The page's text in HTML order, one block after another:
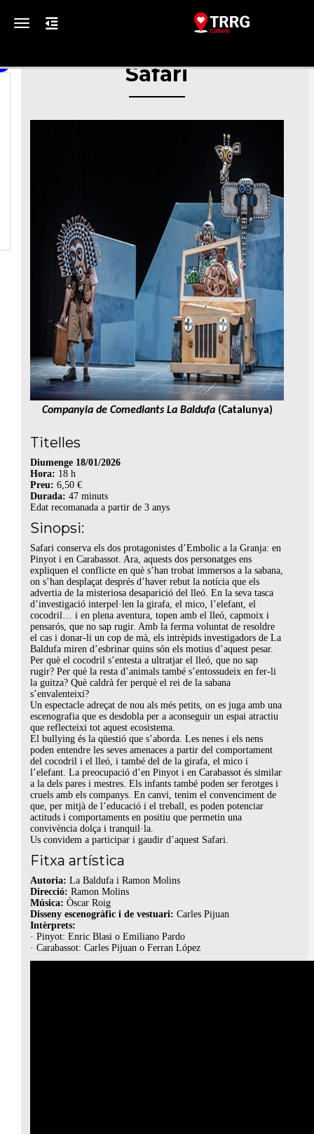
Toggle navigation
Safari
Companyia de Comediants La Baldufa(Catalunya)
Titelles
Diumenge 18/01/2026
Hora: 18 h
Preu:6,50 €
Durada: 47 minuts
Edat recomanada a partir de 3 anys
Sinopsi:
Safari conserva els dos protagonistes d’Embolic a la Granja: en
Pinyot i en Carabassot. Ara, aquests dos personatges ens
expliquen el conflicte en què s’han trobat immersos a la sabana,
on s’han desplaçat després d’haver rebut la notícia que els
advertia de la misteriosa desaparició del lleó. En la seva tasca
d’investigació interpel·len la girafa, el mico, l’elefant, el
cocodril… i en plena aventura, topen amb el lleó, capmoix i
pensarós, que no sap rugir. Amb la ferma voluntat de resoldre
el cas i donar-li un cop de mà, els intrèpids investigadors de La
Baldufa miren d’esbrinar quins són els motius d’aquest pesar.
Per què el cocodril s’entesta a ultratjar el lleó, que no sap
rugir? Per què la resta d’animals també s’entossudeix en fer-li
la guitza? Què caldrà fer perquè el rei de la sabana
s’envalenteixi?
Un espectacle adreçat de nou als més petits, on es juga amb una
escenografia que es desdobla per a aconseguir un espai atractiu
que reflecteixi tot aquest ecosistema.
El bullying és la qüestió que s’aborda. Les nenes i els nens
poden entendre les seves amenaces a partir del comportament
del cocodril i el lleó, i també del de la girafa, el mico i
l’elefant. La preocupació d’en Pinyot i en Carabassot és similar
a la dels pares i mestres. Els infants també poden ser ferotges i
cruels amb els companys. En canvi, tenim el convenciment de
que, per mitjà de l’educació i el treball, es poden potenciar
actituds i comportaments en positiu que permetin una
convivència dolça i tranquil·la.
Us convidem a participar i gaudir d’aquest Safari.
Fitxa artística
Autoria: La Baldufa i Ramon Molins
Direcció:Ramon Molins
Música:Òscar Roig
Disseny escenogràfic i de vestuari:Carles Pijuan
Intèrprets:
· Pinyot: Enric Blasi o Emiliano Pardo
· Carabassot: Carles Pijuan o Ferran López